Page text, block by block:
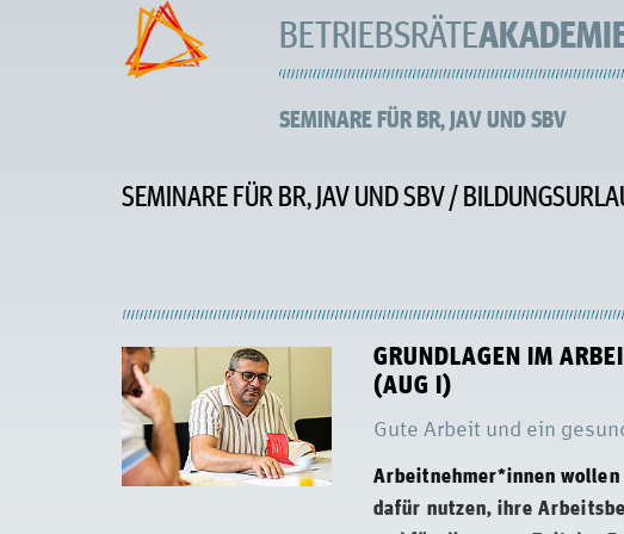
BETRIEBSRÄTE
SEMINARE FÜR BR, JAV UND SBV
SEMINARE FÜR BR, JAV UND SBV
GRUNDLAGEN IM
(AUG I)
Gute Arbeit und ein
Arbeitnehmer*innen
dafür nutzen, ihre